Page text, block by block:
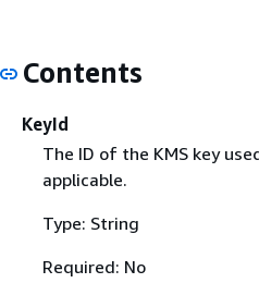
Contents
KeyId
The ID of the KMS key
applicable.
Type: String
Required: No